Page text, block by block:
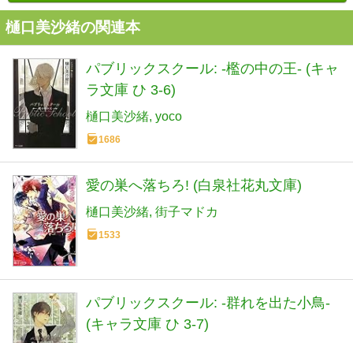
樋口美沙緒の関連本
パブリックスクール: -檻の中の王- (キャ
ラ文庫 ひ 3-6)
樋口美沙緒 yoco
1686
愛の巣へ落ちろ! (白泉社花丸文庫)
樋口美沙緒 街子マドカ
1533
パブリックスクール: -群れを出た小鳥-
(キャラ文庫 ひ 3-7)